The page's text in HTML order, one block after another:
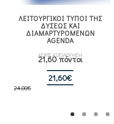
ΛΕΙΤΟΥΡΓΙΚΟΙ ΤΥΠΟΙ ΤΗΣ
ΔΥΣΕΩΣ ΚΑΙ
ΔΙΑΜΑΡΤΥΡΟΜΕΝΩΝ
AGENDA
ΧΩΡΙΣ ΑΞΙΟΛΟΓΗΣΗ
21,60 πόντοι
24,00€
Original
24,00€.
21,60€
είναι: